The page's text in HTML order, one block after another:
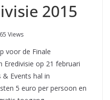
2015
Views
voor de Finale
Eredivisie op 21 februari
Events hal in
5 euro per persoon en